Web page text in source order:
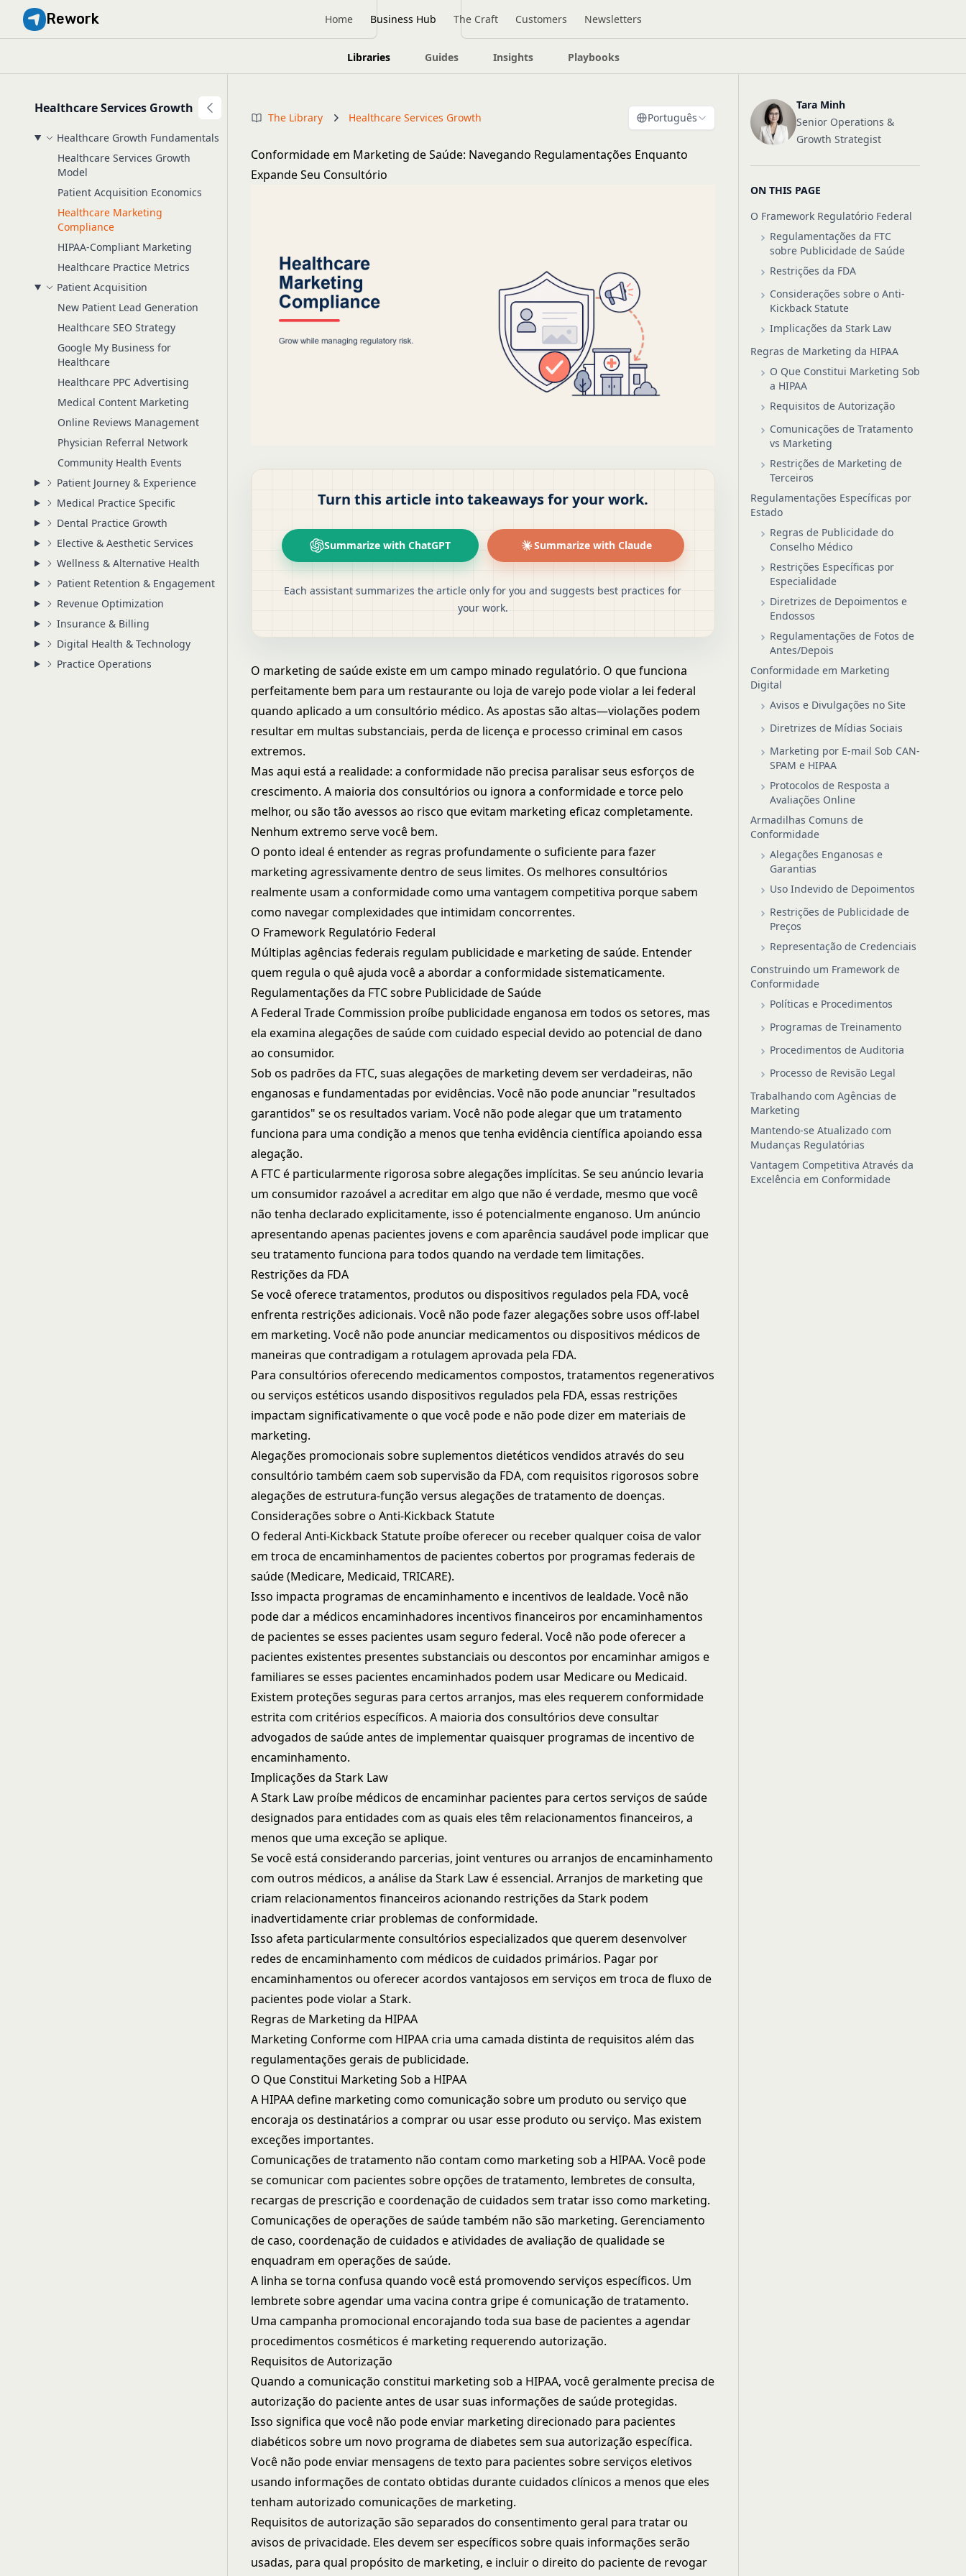
Rework Home Business Hub The Craft Customers Newsletters
Libraries Guides Insights Playbooks
Healthcare Services Growth
Healthcare Growth Fundamentals
Healthcare Services Growth
Model
Patient Acquisition Economics
Healthcare Marketing
Compliance
HIPAA-Compliant Marketing
Healthcare Practice Metrics
Patient Acquisition
New Patient Lead Generation
Healthcare SEO Strategy
Google My Business for
Healthcare
Healthcare PPC Advertising
Medical Content Marketing
Online Reviews Management
Physician Referral Network
Community Health Events
Patient Journey & Experience
Medical Practice Specific
Dental Practice Growth
Elective & Aesthetic Services
Wellness & Alternative Health
Patient Retention & Engagement
Revenue Optimization
Insurance & Billing
Digital Health & Technology
Practice Operations
The Library Healthcare Services Growth Português
Conformidade em Marketing de Saúde: Navegando Regulamentações Enquanto
Expande Seu Consultório
Turn this article into takeaways for your work.
Summarize with ChatGPT Summarize with Claude
Each assistant summarizes the article only for you and suggests best practices for
your work.
O marketing de saúde existe em um campo minado regulatório. O que funciona
perfeitamente bem para um restaurante ou loja de varejo pode violar a lei federal
quando aplicado a um consultório médico. As apostas são altas—violações podem
resultar em multas substanciais, perda de licença e processo criminal em casos
extremos.
Mas aqui está a realidade: a conformidade não precisa paralisar seus esforços de
crescimento. A maioria dos consultórios ou ignora a conformidade e torce pelo
melhor, ou são tão avessos ao risco que evitam marketing eficaz completamente.
Nenhum extremo serve você bem.
O ponto ideal é entender as regras profundamente o suficiente para fazer
marketing agressivamente dentro de seus limites. Os melhores consultórios
realmente usam a conformidade como uma vantagem competitiva porque sabem
como navegar complexidades que intimidam concorrentes.
O Framework Regulatório Federal
Múltiplas agências federais regulam publicidade e marketing de saúde. Entender
quem regula o quê ajuda você a abordar a conformidade sistematicamente.
Regulamentações da FTC sobre Publicidade de Saúde
A Federal Trade Commission proíbe publicidade enganosa em todos os setores, mas
ela examina alegações de saúde com cuidado especial devido ao potencial de dano
ao consumidor.
Sob os padrões da FTC, suas alegações de marketing devem ser verdadeiras, não
enganosas e fundamentadas por evidências. Você não pode anunciar "resultados
garantidos" se os resultados variam. Você não pode alegar que um tratamento
funciona para uma condição a menos que tenha evidência científica apoiando essa
alegação.
A FTC é particularmente rigorosa sobre alegações implícitas. Se seu anúncio levaria
um consumidor razoável a acreditar em algo que não é verdade, mesmo que você
não tenha declarado explicitamente, isso é potencialmente enganoso. Um anúncio
apresentando apenas pacientes jovens e com aparência saudável pode implicar que
seu tratamento funciona para todos quando na verdade tem limitações.
Restrições da FDA
Se você oferecetratamentos, produtos ou dispositivos regulados pela FDA, você
enfrenta restrições adicionais. Você não pode fazer alegações sobre usos off-label
em marketing. Você não pode anunciar medicamentos ou dispositivos médicos de
maneiras que contradigam a rotulagem aprovada pela FDA.
Para consultórios oferecendo medicamentos compostos, tratamentos regenerativos
ou serviços estéticos usando dispositivos regulados pela FDA, essas restrições
impactam significativamente o que você pode e não pode dizer em materiais de
marketing.
Alegações promocionais sobre suplementos dietéticos vendidos através do seu
consultório também caem sob supervisão da FDA, com requisitos rigorosos sobre
alegações de estrutura-função versus alegações de tratamento de doenças.
Considerações sobre o Anti-Kickback Statute
O federal Anti-Kickback Statute proíbe oferecer ou receber qualquer coisa de valor
em troca de encaminhamentos de pacientes cobertos por programas federais de
saúde (Medicare, Medicaid, TRICARE).
Isso impacta programas de encaminhamento e incentivos de lealdade. Você não
pode dar a médicos encaminhadores incentivos financeiros por encaminhamentos
de pacientes se esses pacientes usam seguro federal. Você não pode oferecer a
pacientes existentes presentes substanciais ou descontos por encaminhar amigos e
familiares se esses pacientes encaminhados podem usar Medicare ou Medicaid.
Existem proteções seguras para certos arranjos, mas eles requerem conformidade
estrita com critérios específicos. A maioria dos consultórios deve consultar
advogados de saúde antes de implementar quaisquer programas de incentivo de
encaminhamento.
Implicações da Stark Law
A Stark Law proíbe médicos de encaminhar pacientes para certos serviços de saúde
designados para entidades com as quais eles têm relacionamentos financeiros, a
menos que uma exceção se aplique.
Se você está considerando parcerias, joint ventures ou arranjos de encaminhamento
com outros médicos, a análise da Stark Law é essencial. Arranjos de marketing que
criam relacionamentos financeiros acionando restrições da Stark podem
inadvertidamente criar problemas de conformidade.
Isso afeta particularmente consultórios especializados que querem desenvolver
redes de encaminhamento com médicos de cuidados primários. Pagar por
encaminhamentos ou oferecer acordos vantajosos em serviços em troca de fluxo de
pacientes pode violar a Stark.
Regras de Marketing da HIPAA
Marketing Conforme com HIPAAcria uma camada distinta de requisitos além das
regulamentações gerais de publicidade.
O Que Constitui Marketing Sob a HIPAA
A HIPAA define marketing como comunicação sobre um produto ou serviço que
encoraja os destinatários a comprar ou usar esse produto ou serviço. Mas existem
exceções importantes.
Comunicações de tratamento não contam como marketing sob a HIPAA. Você pode
se comunicar com pacientes sobre opções de tratamento, lembretes de consulta,
recargas de prescrição e coordenação de cuidados sem tratar isso como marketing.
Comunicações de operações de saúde também não são marketing. Gerenciamento
de caso, coordenação de cuidados e atividades de avaliação de qualidade se
enquadram em operações de saúde.
A linha se torna confusa quando você está promovendo serviços específicos. Um
lembrete sobre agendar uma vacina contra gripe é comunicação de tratamento.
Uma campanha promocional encorajando toda sua base de pacientes a agendar
procedimentos cosméticos é marketing requerendo autorização.
Requisitos de Autorização
Quando a comunicação constitui marketing sob a HIPAA, você geralmente precisa de
autorização do paciente antes de usar suas informações de saúde protegidas.
Isso significa que você não pode enviar marketing direcionado para pacientes
diabéticos sobre um novo programa de diabetes sem sua autorização específica.
Você não pode enviar mensagens de texto para pacientes sobre serviços eletivos
usando informações de contato obtidas durante cuidados clínicos a menos que eles
tenham autorizado comunicações de marketing.
Requisitos de autorização são separados do consentimento geral para tratar ou
avisos de privacidade. Eles devem ser específicos sobre quais informações serão
usadas, para qual propósito de marketing, e incluir o direito do paciente de revogar
Tara Minh
Senior Operations &
Growth Strategist
ON THIS PAGE
O Framework Regulatório Federal
Regulamentações da FTC
sobre Publicidade de Saúde
Restrições da FDA
Considerações sobre o Anti-
Kickback Statute
Implicações da Stark Law
Regras de Marketing da HIPAA
O Que Constitui Marketing Sob
a HIPAA
Requisitos de Autorização
Comunicações de Tratamento
vs Marketing
Restrições de Marketing de
Terceiros
Regulamentações Específicas por
Estado
Regras de Publicidade do
Conselho Médico
Restrições Específicas por
Especialidade
Diretrizes de Depoimentos e
Endossos
Regulamentações de Fotos de
Antes/Depois
Conformidade em Marketing
Digital
Avisos e Divulgações no Site
Diretrizes de Mídias Sociais
Marketing por E-mail Sob CAN-
SPAM e HIPAA
Protocolos de Resposta a
Avaliações Online
Armadilhas Comuns de
Conformidade
Alegações Enganosas e
Garantias
Uso Indevido de Depoimentos
Restrições de Publicidade de
Preços
Representação de Credenciais
Construindo um Framework de
Conformidade
Políticas e Procedimentos
Programas de Treinamento
Procedimentos de Auditoria
Processo de Revisão Legal
Trabalhando com Agências de
Marketing
Mantendo-se Atualizado com
Mudanças Regulatórias
Vantagem Competitiva Através da
Excelência em Conformidade